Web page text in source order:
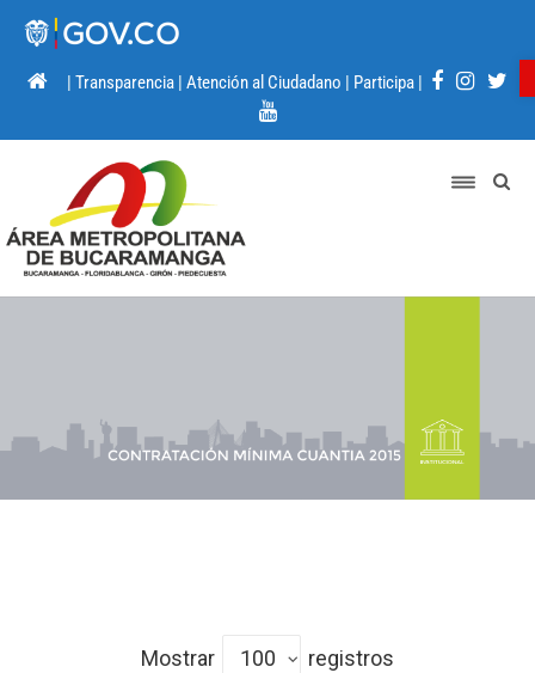
| Transparencia | Atención al Ciudadano | Participa |
Mostrar registros